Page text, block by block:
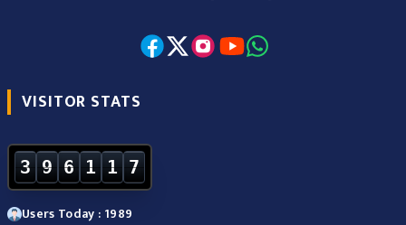
VISITOR STATS
3 9 6 1 1 7
Users Today : 1989